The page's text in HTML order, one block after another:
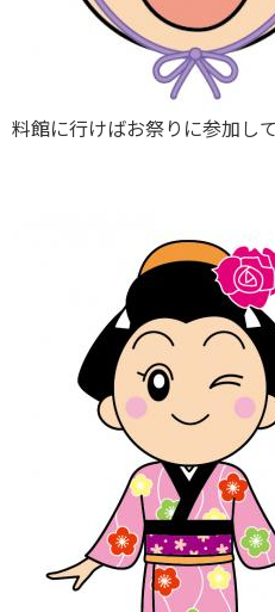
料館に行けばお祭りに参加し